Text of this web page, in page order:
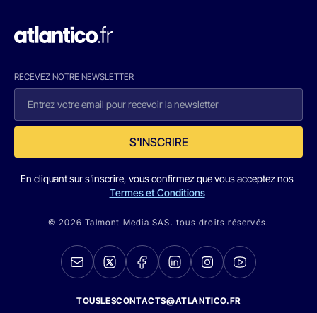
RECEVEZ NOTRE NEWSLETTER
S'INSCRIRE
En cliquant sur s'inscrire, vous confirmez que vous acceptez nos
Termes et Conditions
© 2026 Talmont Media SAS. tous droits réservés.
TOUSLESCONTACTS@ATLANTICO.FR